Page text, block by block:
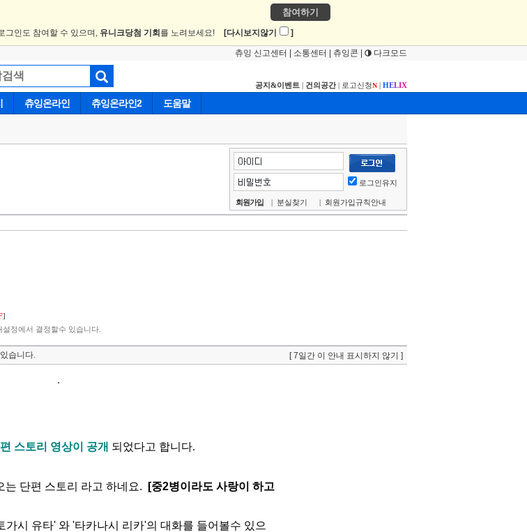
참여하기
그인도 참여할 수 있으며, 유니크당첨 기회 를 노려보세요! [다시보지않기 ]
츄잉 신고센터 소통센터 츄잉콘 다크모드
공지&이벤트 | 건의공간| 로고신청N | HELIX
츄잉온라인 츄잉온라인2 도움말
로그인유지
회원가입 | 분실찾기 | 회원가입규칙안내
]
정에서 결정할수 있습니다.
습니다. [ 7일간 이 안내 표시하지 않기 ]
스토리 영상이 공개 되었다고 합니다.
단편 스토리 라고 하네요. [중2병이라도 사랑이 하고
시 유타' 와 '타카나시 리카'의 대화를 들어볼수 있으